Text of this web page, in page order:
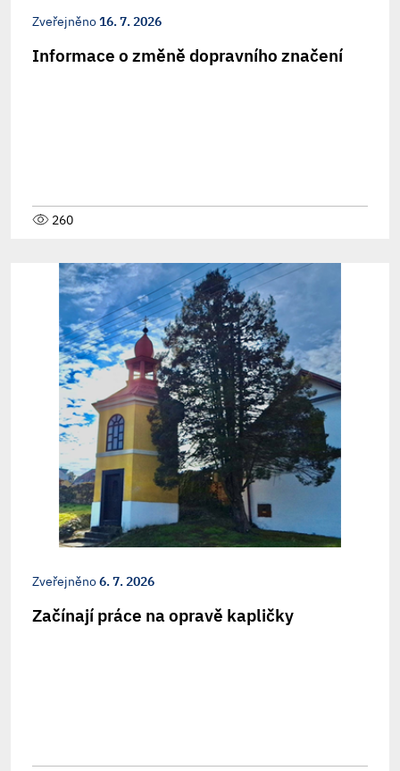
Zveřejněno16. 7. 2026
Informace o změně dopravního značení
260
Zveřejněno6. 7. 2026
Začínají práce na opravě kapličky